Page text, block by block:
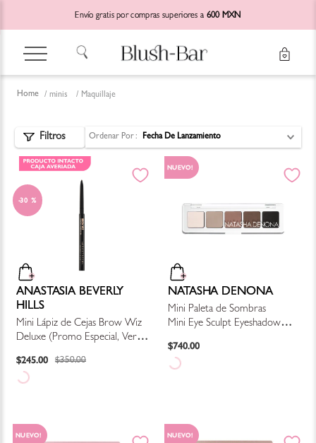
Envío gratis por compras superiores a 600 MXN
minis Maquillaje
Ordenar Por Fecha De Lanzamiento
30 %
ANASTASIA BEVERLY
HILLS
Mini Lápiz de Cejas Brow Wiz
Deluxe (Promo Especial, Ver
$245.00 $350.00
NUEVO!
NATASHA DENONA
Mini Paleta de Sombras
Mini Eye Sculpt Eyeshadow
$740.00
NUEVO! NUEVO!